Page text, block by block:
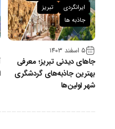
۵ اسفند ۱۴۰۳
جاهای دیدنی تبریز؛ معرفی
بهترین جاذبه‌های گردشگری
شهر اولین‌ها
ایرانگردی
تبریز
جاذبه ها